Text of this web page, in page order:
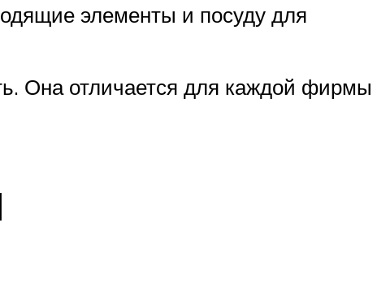
элементы и посуду для
Она отличается для каждой фирмы